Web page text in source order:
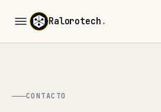
Ralorotech .
CONTACTO